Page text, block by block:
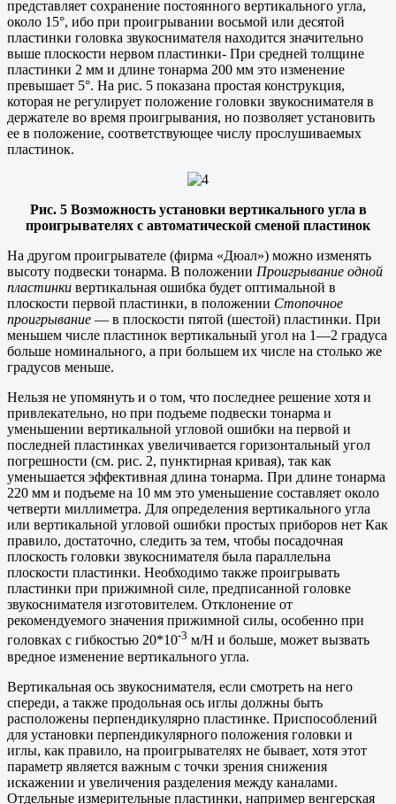
представляет сохранение постоянного вертикального угла,
около 15°, ибо при проигрывании восьмой или десятой
пластинки головка звукоснимателя находится значительно
выше плоскости нервом пластинки- При средней толщине
пластинки 2 мм и длине тонарма 200 мм это изменение
превышает 5°. На рис. 5 показана простая конструкция,
которая не регулирует положение головки звукоснимателя в
держателе во время проигрывания, но позволяет установить
ее в положение, соответствующее числу прослушиваемых
пластинок.
Рис. 5 Возможность установки вертикального угла в
проигрывателях с автоматической сменой пластинок
На другом проигрывателе (фирма «Дюал») можно изменять
высоту подвески тонарма. В положении Проигрывание одной
пластинки вертикальная ошибка будет оптимальной в
плоскости первой пластинки, в положении Стопочное
проигрывание — в плоскости пятой (шестой) пластинки. При
меньшем числе пластинок вертикальный угол на 1—2 градуса
больше номинального, а при большем их числе на столько же
градусов меньше.
Нельзя не упомянуть и о том, что последнее решение хотя и
привлекательно, но при подъеме подвески тонарма и
уменьшении вертикальной угловой ошибки на первой и
последней пластинках увеличивается горизонтальный угол
погрешности (см. рис. 2, пунктирная кривая), так как
уменьшается эффективная длина тонарма. При длине тонарма
220 мм и подъеме на 10 мм это уменьшение составляет около
четверти миллиметра. Для определения вертикального угла
или вертикальной угловой ошибки простых приборов нет Как
правило, достаточно, следить за тем, чтобы посадочная
плоскость головки звукоснимателя была параллельна
плоскости пластинки. Необходимо также проигрывать
пластинки при прижимной силе, предписанной головке
звукоснимателя изготовителем. Отклонение от
рекомендуемого значения прижимной силы, особенно при
головках с гибкостью 20*10-3 м/Н и больше, может вызвать
вредное изменение вертикального угла.
Вертикальная ось звукоснимателя, если смотреть на него
спереди, а также продольная ось иглы должны быть
расположены перпендикулярно пластинке. Приспособлений
для установки перпендикулярного положения головки и
иглы, как правило, на проигрывателях не бывает, хотя этот
параметр является важным с точки зрения снижения
искажении и увеличения разделения между каналами.
Отдельные измерительные пластинки, например венгерская